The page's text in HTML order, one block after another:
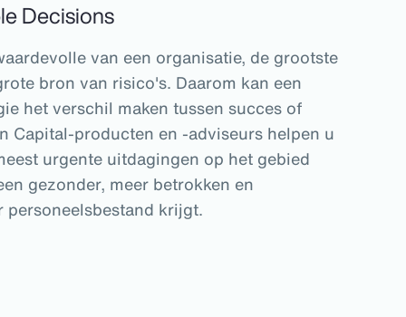
Decisions
van een organisatie, de grootste
bron van risico's. Daarom kan een
het verschil maken tussen succes of
Capital-producten en -adviseurs helpen u
urgente uitdagingen op het gebied
gezonder, meer betrokken en
krijgt.